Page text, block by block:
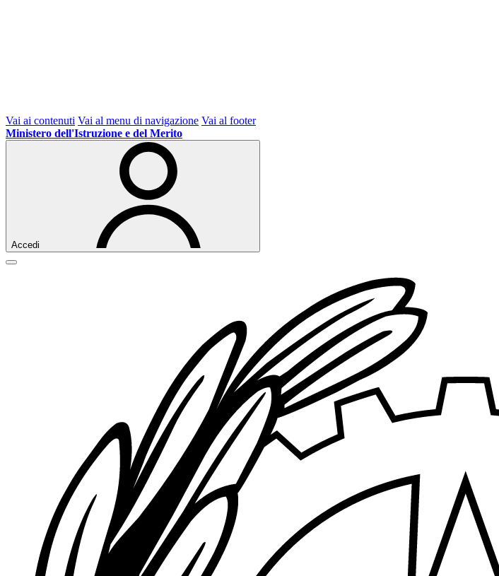
Vai ai contenuti Vai al menu di navigazione Vai al footer
Ministero dell'Istruzione e del Merito
Accedi